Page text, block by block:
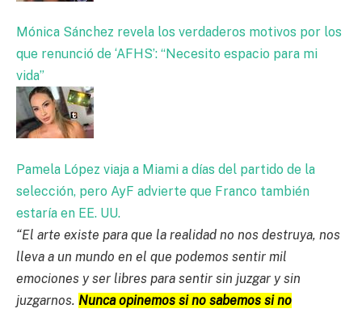
Mónica Sánchez revela los verdaderos motivos por los
que renunció de ‘AFHS’: “Necesito espacio para mi
vida”
Pamela López viaja a Miami a días del partido de la
selección, pero AyF advierte que Franco también
estaría en EE. UU.
“El arte existe para que la realidad no nos destruya, nos
lleva a un mundo en el que podemos sentir mil
emociones y ser libres para sentir sin juzgar y sin
juzgarnos. Nunca opinemos si no sabemos si no